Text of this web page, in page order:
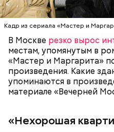
Кадр из сериала «Мастер и
В Москве резко вырос
местам, упомянутым в
«Мастер и Маргарита»
произведения. Какие
упоминаются в
материале «Вечерней
«Нехорошая
перебои с
стенкой ругались
стала прототипом